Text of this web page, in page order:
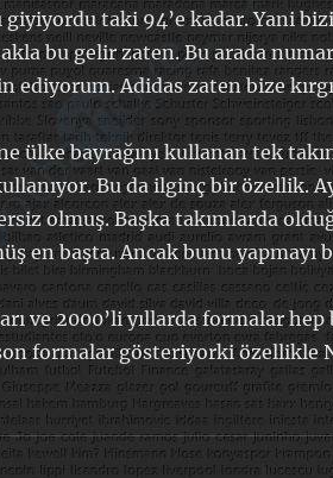
giyiyordu taki 94’e kadar. Yani
bu gelir zaten. Bu arada
ediyorum. Adidas zaten bize
ülke bayrağını kullanan tek
Bu da ilginç bir özellik.
olmuş. Başka takımlarda
en başta. Ancak bunu yapmayı
ve 2000’li yıllarda formalar
formalar gösteriyorki özellikle